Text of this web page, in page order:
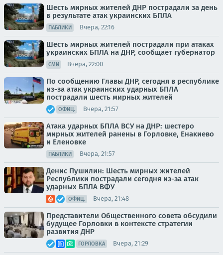
Шесть мирных жителей ДНР пострадали за день
в результате атак украинских БПЛА
ПАБЛИКИ Вчера, 22:16
Шесть мирных жителей пострадали при атаках
украинских БПЛА на ДНР, сообщает губернатор
СМИ Вчера, 22:00
По сообщению Главы ДНР, сегодня в республике
из-за атак украинских ударных БПЛА
пострадали шесть мирных жителей
ОФИЦ. Вчера, 21:57
Атака ударных БПЛА ВСУ на ДНР: шестеро
мирных жителей ранены в Горловке, Енакиево
и Еленовке
ПАБЛИКИ Вчера, 21:57
Денис Пушилин: Шесть мирных жителей
Республики пострадали сегодня из-за атак
ударных БПЛА ВФУ
ОФИЦ. Вчера, 21:48
Представители Общественного совета обсудили
будущее Горловки в контексте стратегии
развития ДНР
ГОРЛОВКА Вчера, 21:29